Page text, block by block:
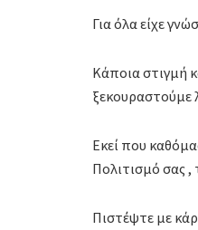
Για όλα είχε
Κάποια στιγμή
ξεκουραστούμε
Εκεί που
Πολιτισμό σας
Πιστέψτε με